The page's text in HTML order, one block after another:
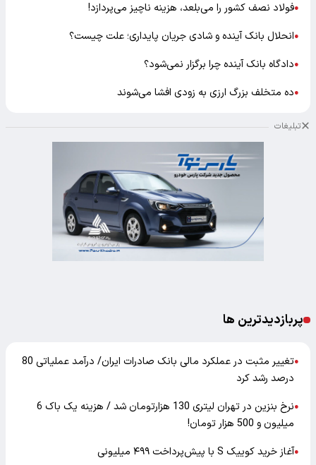
●فولاد نصف کشور را می‌بلعد، هزینه ناچیز می‌پردازد!
●انحلال بانک آینده و شادی جریان پایداری؛ علت چیست؟
●دادگاه بانک آینده چرا برگزار نمی‌شود؟
●ده متخلف بزرگ ارزی به زودی افشا می‌شوند
تبلیغات
پربازدیدترین ها
●
تغییر مثبت در عملکرد مالی بانک صادرات ایران/ درآمد عملیاتی 80
درصد رشد کرد
●
نرخ بنزین در تهران لیتری 130 هزارتومان شد / هزینه یک باک 6
میلیون و 500 هزار تومان!
●آغاز خرید کوییک S با پیش‌پرداخت ۴۹۹ میلیونی